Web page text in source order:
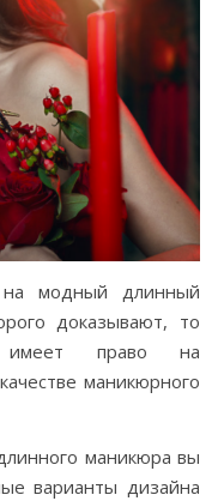
на модный длинный
доказывают, то
имеет право на
маникюрного
маникюра вы
варианты дизайна